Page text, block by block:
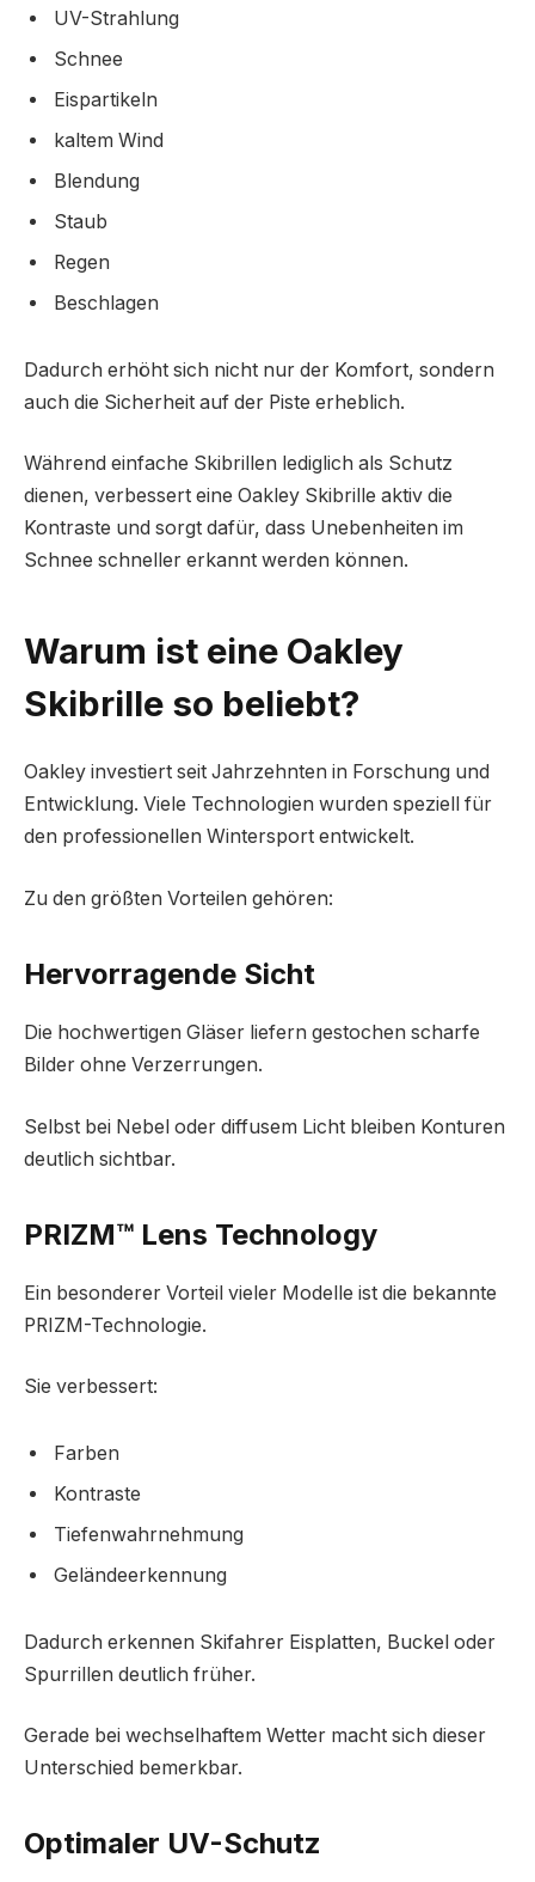
UV-Strahlung
Schnee
Eispartikeln
kaltem Wind
Blendung
Staub
Regen
Beschlagen
Dadurch erhöht sich nicht nur der Komfort, sondern
auch die Sicherheit auf der Piste erheblich.
Während einfache Skibrillen lediglich als Schutz
dienen, verbessert eine Oakley Skibrille aktiv die
Kontraste und sorgt dafür, dass Unebenheiten im
Schnee schneller erkannt werden können.
Warum ist eine Oakley
Skibrille so beliebt?
Oakley investiert seit Jahrzehnten in Forschung und
Entwicklung. Viele Technologien wurden speziell für
den professionellen Wintersport entwickelt.
Zu den größten Vorteilen gehören:
Hervorragende Sicht
Die hochwertigen Gläser liefern gestochen scharfe
Bilder ohne Verzerrungen.
Selbst bei Nebel oder diffusem Licht bleiben Konturen
deutlich sichtbar.
PRIZM™ Lens Technology
Ein besonderer Vorteil vieler Modelle ist die bekannte
PRIZM-Technologie.
Sie verbessert:
Farben
Kontraste
Tiefenwahrnehmung
Geländeerkennung
Dadurch erkennen Skifahrer Eisplatten, Buckel oder
Spurrillen deutlich früher.
Gerade bei wechselhaftem Wetter macht sich dieser
Unterschied bemerkbar.
Optimaler UV-Schutz